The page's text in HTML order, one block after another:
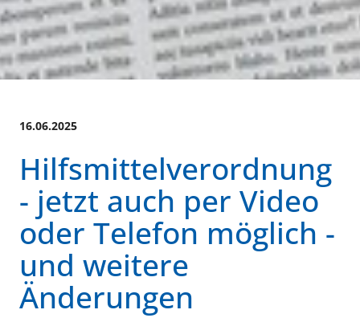
16.06.2025
Hilfsmittelverordnung
- jetzt auch per Video
oder Telefon möglich -
und weitere
Änderungen